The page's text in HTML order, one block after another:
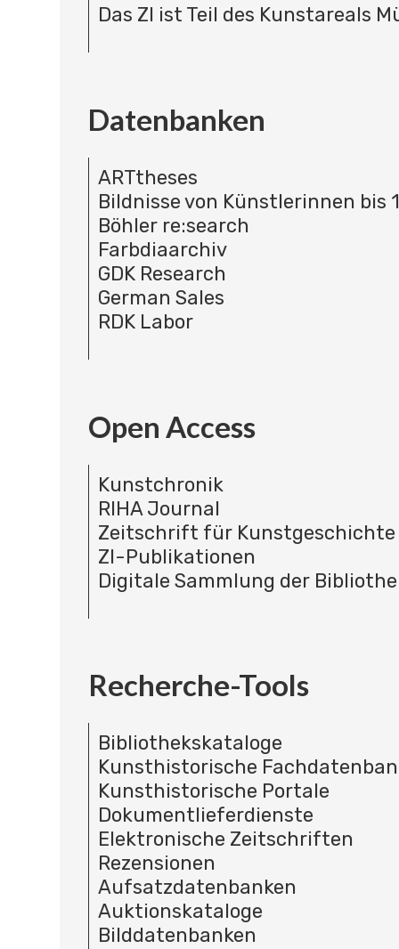
Das ZI ist Teil des Kunstareals
Datenbanken
ARTtheses
Bildnisse von Künstlerinnen bis
Böhler re:search
Farbdiaarchiv
GDK Research
German Sales
RDK Labor
Open Access
Kunstchronik
RIHA Journal
Zeitschrift für Kunstgeschichte
ZI-Publikationen
Digitale Sammlung der
Recherche-Tools
Bibliothekskataloge
Kunsthistorische
Kunsthistorische Portale
Dokumentlieferdienste
Elektronische Zeitschriften
Rezensionen
Aufsatzdatenbanken
Auktionskataloge
Bilddatenbanken